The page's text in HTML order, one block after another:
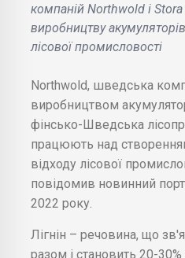
компаній Northwold і
виробництву акумуляторів
лісової промисловості
Northwold, шведська
виробництвом
фінсько-Шведська
працюють над
відходу лісової
повідомив новинний
2022 року.
Лігнін – речовина, що
разом і становить 20-